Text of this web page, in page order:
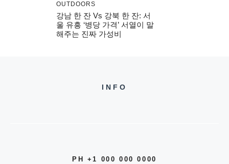
OUTDOORS
강남 한 잔 Vs 강북 한 잔: 서
울 유흥 ‘병당 가격’ 서열이 말
해주는 진짜 가성비
INFO
PH +1 000 000 0000